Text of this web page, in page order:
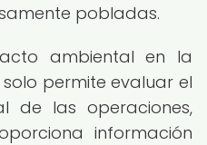
pobladas.
ambiental en la
permite evaluar el
de las operaciones,
información